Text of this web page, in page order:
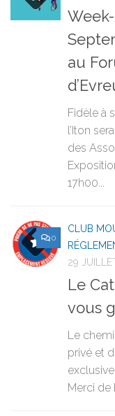
au
Fidèle à
l’Iton
des
17h00...
0
CLUB
29
Le
vous
Le
privé et
Merci de